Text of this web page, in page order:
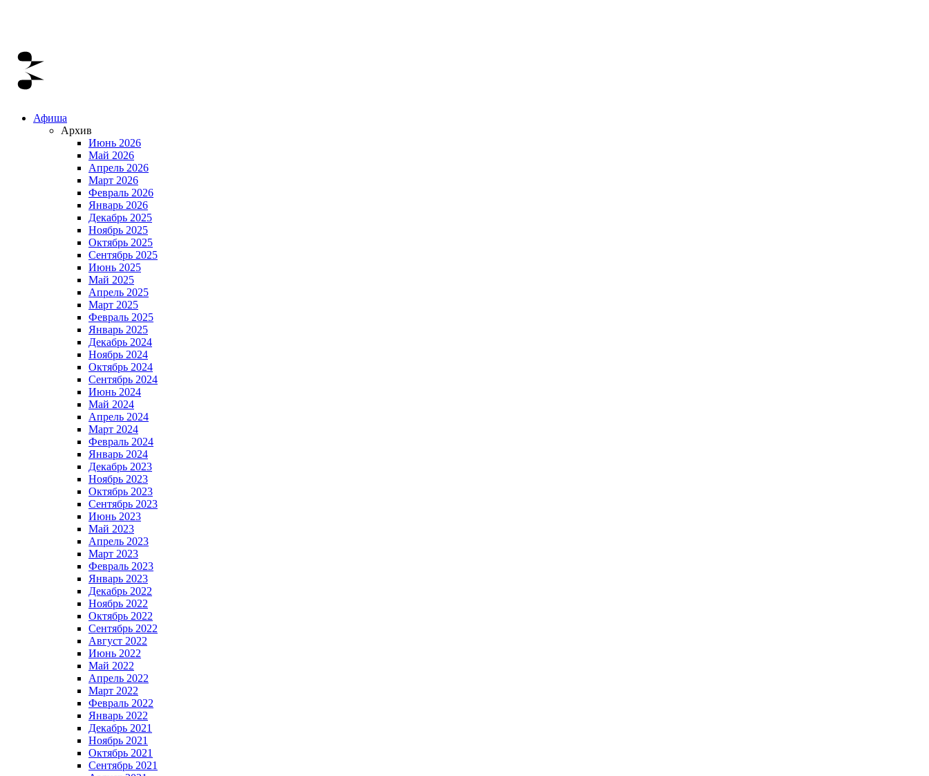
Афиша
Архив
Июнь 2026
Май 2026
Апрель 2026
Март 2026
Февраль 2026
Январь 2026
Декабрь 2025
Ноябрь 2025
Октябрь 2025
Сентябрь 2025
Июнь 2025
Май 2025
Апрель 2025
Март 2025
Февраль 2025
Январь 2025
Декабрь 2024
Ноябрь 2024
Октябрь 2024
Сентябрь 2024
Июнь 2024
Май 2024
Апрель 2024
Март 2024
Февраль 2024
Январь 2024
Декабрь 2023
Ноябрь 2023
Октябрь 2023
Сентябрь 2023
Июнь 2023
Май 2023
Апрель 2023
Март 2023
Февраль 2023
Январь 2023
Декабрь 2022
Ноябрь 2022
Октябрь 2022
Сентябрь 2022
Август 2022
Июнь 2022
Май 2022
Апрель 2022
Март 2022
Февраль 2022
Январь 2022
Декабрь 2021
Ноябрь 2021
Октябрь 2021
Сентябрь 2021